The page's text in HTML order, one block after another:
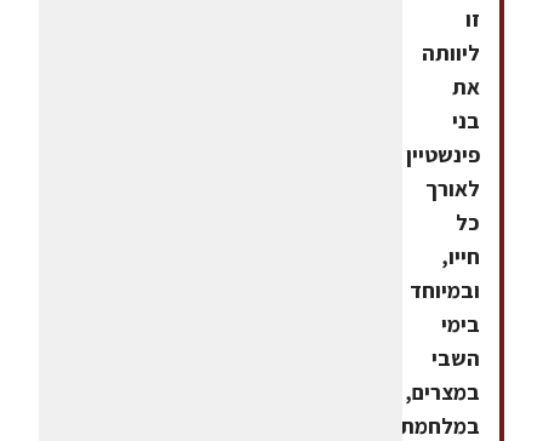
זו
ליוותה
את
בני
פינשטיין
לאורך
כל
חייו,
ובמיוחד
בימי
השבי
במצרים,
במלחמת